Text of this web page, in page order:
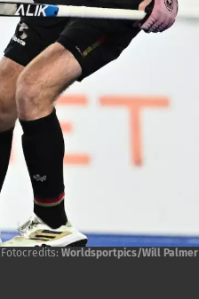
Fotocredits:Worldsportpics/Will Palmer